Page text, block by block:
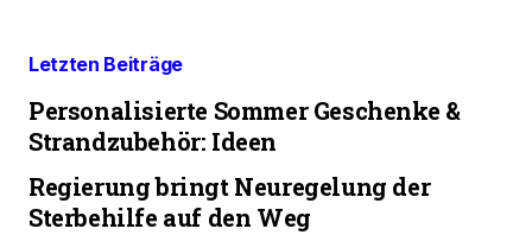
Letzten Beiträge
Personalisierte Sommer Geschenke &
Strandzubehör: Ideen
Regierung bringt Neuregelung der
Sterbehilfe auf den Weg